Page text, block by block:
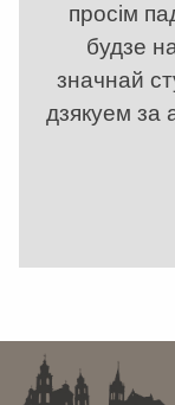
просім
будзе
значнай
дзякуем за